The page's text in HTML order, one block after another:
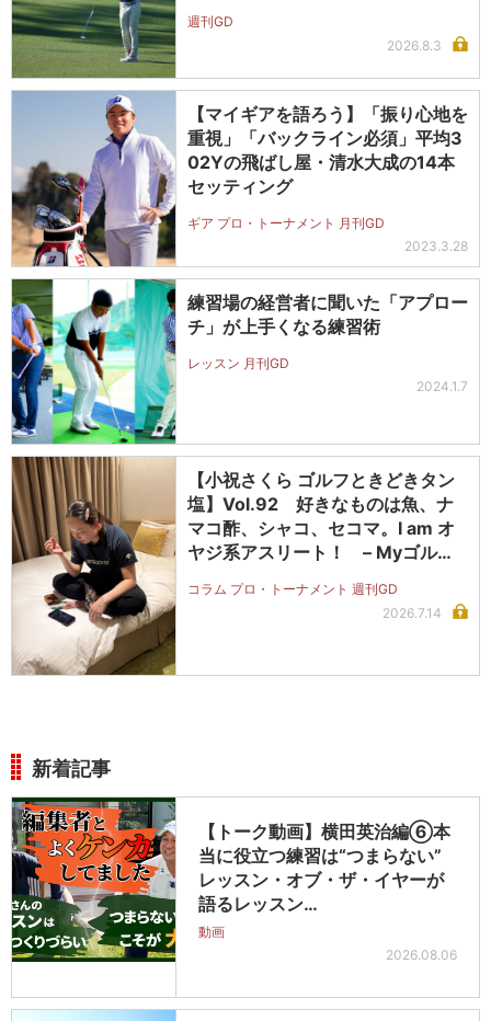
週刊GD
2026.8.3
【マイギアを語ろう】「振り心地を
重視」「バックライン必須」平均3
02Yの飛ばし屋・清水大成の14本
セッティング
ギア プロ・トーナメント 月刊GD
2023.3.28
練習場の経営者に聞いた「アプロー
チ」が上手くなる練習術
レッスン 月刊GD
2024.1.7
【小祝さくら ゴルフときどきタン
塩】Vol.92 好きなものは魚、ナ
マコ酢、シャコ、セコマ。I am オ
ヤジ系アスリート！ – Myゴルフ
コラム プロ・トーナメント 週刊GD
2026.7.14
新着記事
【トーク動画】横田英治編⑥本
当に役立つ練習は“つまらない”
レッスン・オブ・ザ・イヤーが
語るレッスン…
動画
2026.08.06